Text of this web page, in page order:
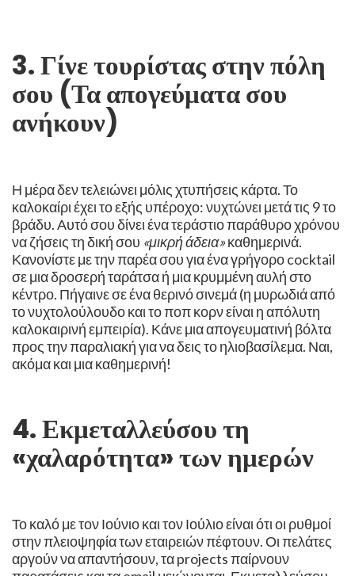
3. Γίνε τουρίστας στην πόλη
σου (Τα απογεύματα σου
ανήκουν)
Η μέρα δεν τελειώνει μόλις χτυπήσεις κάρτα. Το
καλοκαίρι έχει το εξής υπέροχο: νυχτώνει μετά τις 9 το
βράδυ. Αυτό σου δίνει ένα τεράστιο παράθυρο χρόνου
να ζήσεις τη δική σου «μικρή άδεια»καθημερινά. ​
Κανονίστε με την παρέα σου για ένα γρήγορο cocktail
σε μια δροσερή ταράτσα ή μια κρυμμένη αυλή στο
κέντρο. ​Πήγαινε σε ένα θερινό σινεμά (η μυρωδιά από
το νυχτολούλουδο και το ποπ κορν είναι η απόλυτη
καλοκαιρινή εμπειρία). ​Κάνε μια απογευματινή βόλτα
προς την παραλιακή για να δεις το ηλιοβασίλεμα. Ναι,
ακόμα και μια καθημερινή!
​4. Εκμεταλλεύσου τη
«χαλαρότητα» των ημερών
Το καλό με τον Ιούνιο και τον Ιούλιο είναι ότι οι ρυθμοί
στην πλειοψηφία των εταιρειών πέφτουν. Οι πελάτες
αργούν να απαντήσουν, τα projects παίρνουν